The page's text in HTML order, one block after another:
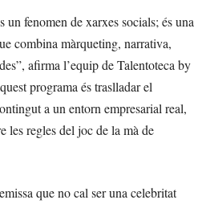
un fenomen de xarxes socials; és una
combina màrqueting, narrativa,
afirma l’equip de Talentoteca by
programa és traslladar el
a un entorn empresarial real,
les regles del joc de la mà de
que no cal ser una celebritat